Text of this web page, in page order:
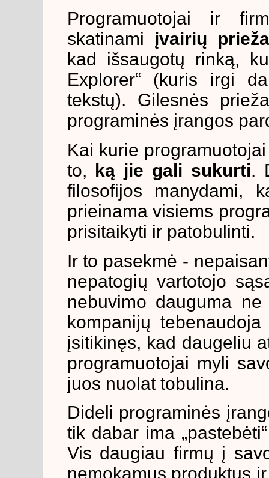
Programuotojai ir
skatinami įvairių
kad išsaugotų rinką,
Explorer“ (kuris irgi
tekstų). Gilesnės
programinės įrangos
Kai kurie
to,
ką jie gali sukurti.
filosofijos manydami,
prieinama visiems
prisitaikyti ir patobulinti.
Ir to pasekmė -
nepatogių vartotojo
nebuvimo dauguma
kompanijų
įsitikinęs, kad daugeliu
programuotojai myli
juos nuolat tobulina.
Dideli programinės
tik dabar ima
Vis daugiau firmų į
nemokamus produktus